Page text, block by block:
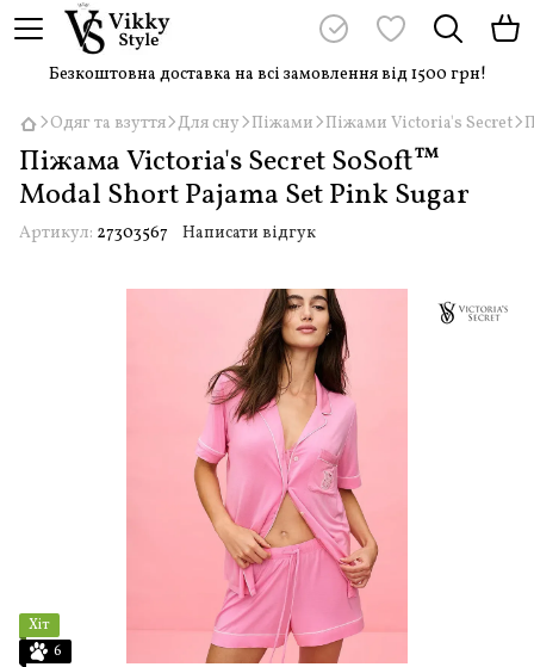
Безкоштовна доставка на всі замовлення від 1500 грн!
Одяг та взуття Для сну Піжами Піжами Victoria's Secret
Піжама Victoria's Secret SoSoft™
Modal Short Pajama Set Pink Sugar
Артикул: 27303567 Написати відгук
Хіт
6